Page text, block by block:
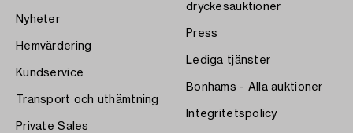
Nyheter
Hemvärdering
Kundservice
Transport och uthämtning
Private Sales
dryckesauktioner
Press
Lediga tjänster
Bonhams - Alla auktioner
Integritetspolicy